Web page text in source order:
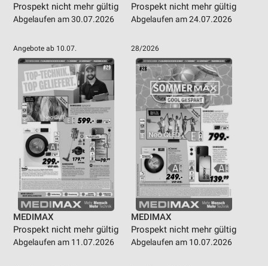
Prospekt nicht mehr gültig
Abgelaufen am 30.07.2026
Prospekt nicht mehr gültig
Abgelaufen am 24.07.2026
Angebote ab 10.07.
MEDIMAX
Prospekt nicht mehr gültig
Abgelaufen am 11.07.2026
28/2026
MEDIMAX
Prospekt nicht mehr gültig
Abgelaufen am 10.07.2026